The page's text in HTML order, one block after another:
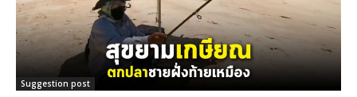
Suggestion post